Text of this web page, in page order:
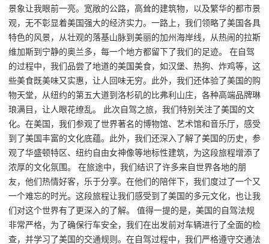
景象让我眼前一亮。宽敞的公路，高耸的建筑物，以及繁华的都市景
观，无不彰显着美国强大的经济实力。一路上，我们领略了美国各具
特色的风景，从壮观的落基山脉到美丽的加州海岸线，从热闹的拉斯
维加斯到宁静的奥兰多，每一个地方都留下了我们的足迹。 在自驾
的过程中，我们品尝了地道的美国美食，如汉堡、热狗、炸鸡等，这
些美食既美味又实惠，让人回味无穷。此外，我们还体验了美国的购
物天堂，从纽约的第五大道到洛杉矶的比弗利山庄，各种高端品牌琳
琅满目，让人眼花缭乱。 此次自驾之旅，我们特别关注了美国的文
化。在美国，我们参观了世界著名的博物馆、艺术馆和音乐厅，感受
到了美国丰富的文化底蕴。此外，我们还深入了解了美国的历史，参
观了华盛顿特区、纽约自由女神像等地标性建筑，为这段旅程增添了
浓厚的文化氛围。 在旅途中，我们结识了许多来自世界各地的朋
友，他们热情好客，乐于分享。在他们的陪伴下，我们度过了一个又
一个难忘的时光。这段旅程让我们感受到了美国的多元文化，也让我
们对这个世界有了更深入的了解。 值得一提的是，美国的自驾法规
非常严格，为了确保行车安全，我们在出发前对车辆进行了全面的检
查，并学习了美国的交通规则。在自驾过程中，我们严格遵守交通法